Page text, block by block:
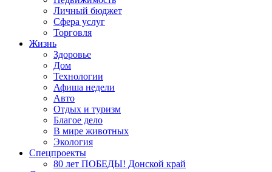
Личный бюджет
Сфера услуг
Торговля
Жизнь
Здоровье
Дом
Технологии
Афиша недели
Авто
Отдых и туризм
Благое дело
В мире животных
Экология
Спецпроекты
80 лет ПОБЕДЫ! Донской край